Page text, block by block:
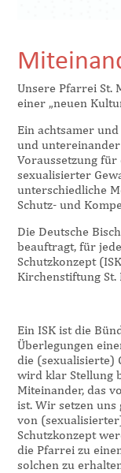
Unsere Pfarrei St.
einer „neuen
Ein achtsamer
und
Voraussetzung
sexualisierter
unterschiedliche
Schutz- und
Die Deutsche
beauftragt, für
Schutzkonzept
Kirchenstiftung St.
Ein ISK ist die
Überlegungen
die (sexualisierte)
wird klar Stellung
Miteinander, das
ist. Wir setzen
von
Schutzkonzept
die Pfarrei zu
solchen zu